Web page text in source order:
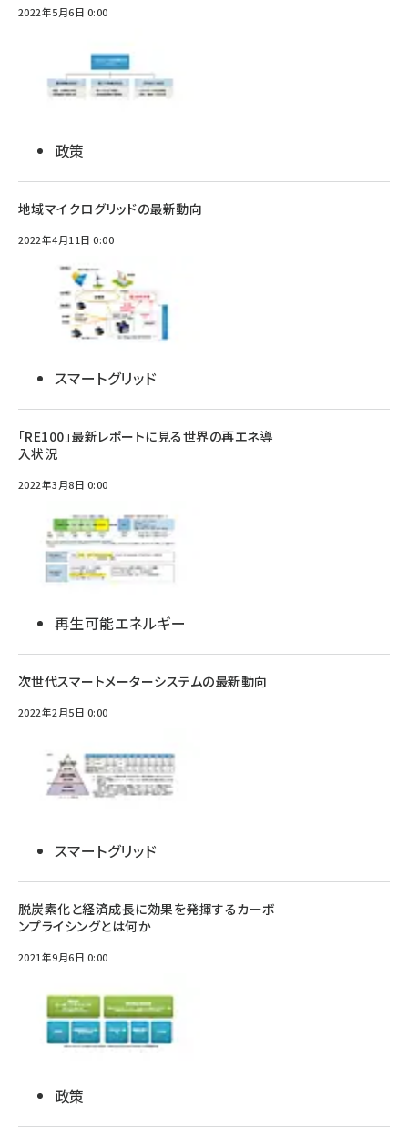
2022年5月6日 0:00
政策
地域マイクログリッドの最新動向
2022年4月11日 0:00
スマートグリッド
「RE100」最新レポートに見る世界の再エネ導
入状況
2022年3月8日 0:00
再生可能エネルギー
次世代スマートメーターシステムの最新動向
2022年2月5日 0:00
スマートグリッド
脱炭素化と経済成長に効果を発揮するカーボ
ンプライシングとは何か
2021年9月6日 0:00
政策